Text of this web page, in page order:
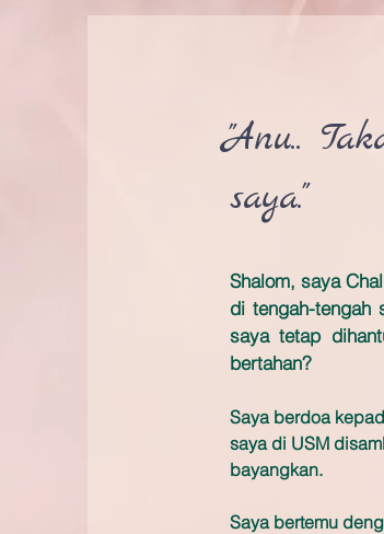
"Anu..
saya."
Shalom, saya
di tengah-tengah
saya tetap
bertahan?
Saya berdoa
saya di USM
bayangkan.
Saya bertemu